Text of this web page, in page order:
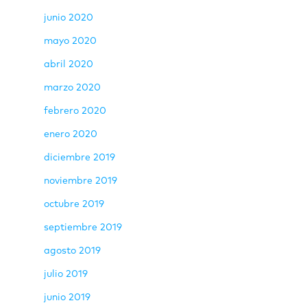
junio 2020
mayo 2020
abril 2020
marzo 2020
febrero 2020
enero 2020
diciembre 2019
noviembre 2019
octubre 2019
septiembre 2019
agosto 2019
julio 2019
junio 2019